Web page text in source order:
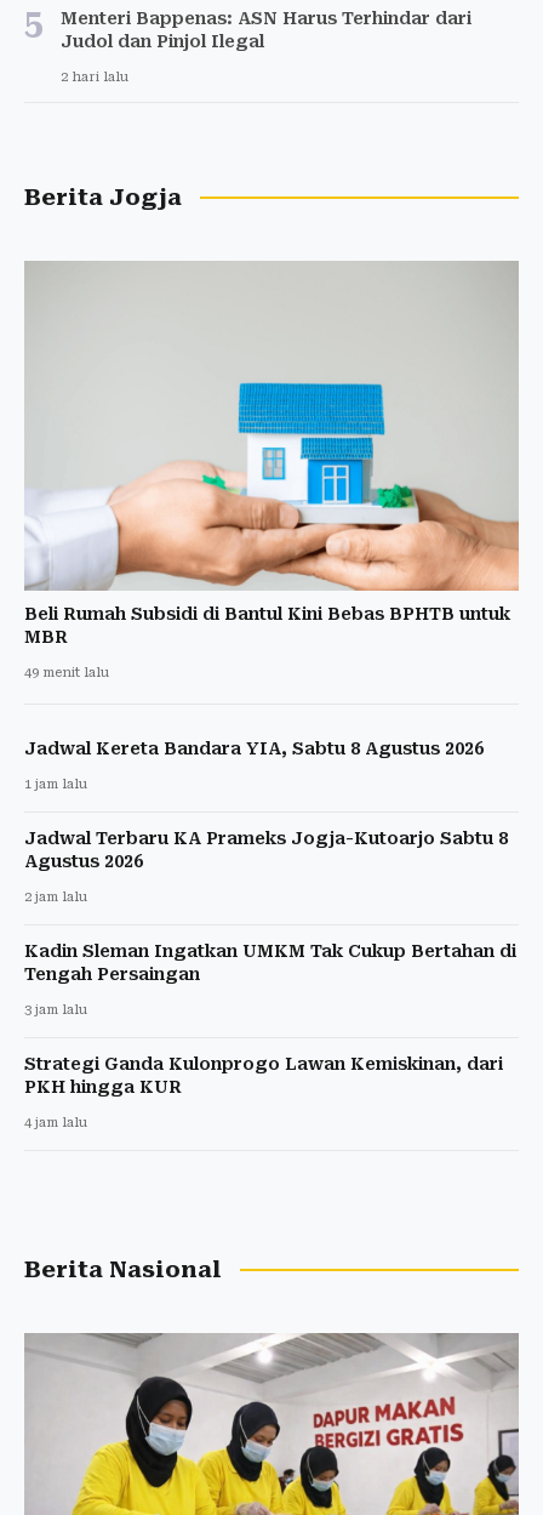
5
Menteri Bappenas: ASN Harus Terhindar dari
Judol dan Pinjol Ilegal
2 hari lalu
Berita Jogja
Beli Rumah Subsidi di Bantul Kini Bebas BPHTB untuk
MBR
49 menit lalu
Jadwal Kereta Bandara YIA, Sabtu 8 Agustus 2026
1 jam lalu
Jadwal Terbaru KA Prameks Jogja-Kutoarjo Sabtu 8
Agustus 2026
2 jam lalu
Kadin Sleman Ingatkan UMKM Tak Cukup Bertahan di
Tengah Persaingan
3 jam lalu
Strategi Ganda Kulonprogo Lawan Kemiskinan, dari
PKH hingga KUR
4 jam lalu
Berita Nasional